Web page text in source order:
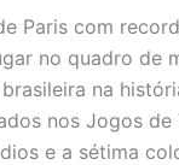
Paris com
no quadro de
na
nos Jogos de
e a sétima